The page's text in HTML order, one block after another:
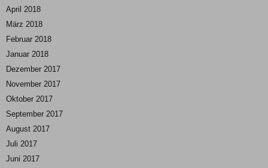
April 2018
März 2018
Februar 2018
Januar 2018
Dezember 2017
November 2017
Oktober 2017
September 2017
August 2017
Juli 2017
Juni 2017